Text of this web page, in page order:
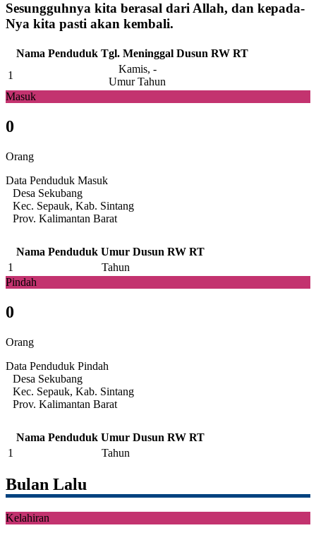
Sesungguhnya kita berasal dari Allah, dan kepada-
Nya kita pasti akan kembali.
Nama Penduduk Tgl. Meninggal Dusun RW RT
1
Kamis, -
Umur Tahun
Masuk
0
Orang
Data Penduduk Masuk
Desa Sekubang
Kec. Sepauk, Kab. Sintang
Prov. Kalimantan Barat
Nama Penduduk Umur Dusun RW RT
1
Tahun
Pindah
0
Orang
Data Penduduk Pindah
Desa Sekubang
Kec. Sepauk, Kab. Sintang
Prov. Kalimantan Barat
Nama Penduduk Umur Dusun RW RT
1
Tahun
Bulan Lalu
Kelahiran